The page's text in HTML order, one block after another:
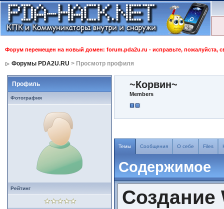
Форум перемещен на новый домен: forum.pda2u.ru - исправьте, пожалуйста,
Форумы PDA2U.RU > Просмотр профиля
Профиль
Фотография
Рейтинг
~Корвин~
Members
Темы Сообщения О себе Files
Содержимое
Создание